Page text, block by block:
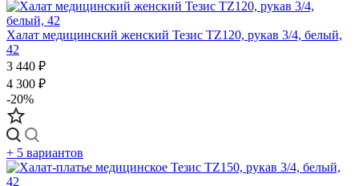
Халат медицинский женский Тезис TZ120, рукав 3/4, белый,
42
3 440 ₽
4 300 ₽
-20%
+ 5 вариантов